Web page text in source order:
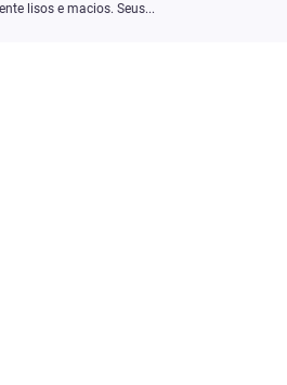
lisos e macios. Seus...